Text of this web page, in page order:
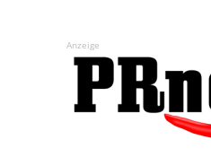
Anzeige